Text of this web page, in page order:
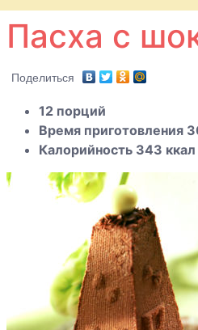
Пасхальный
кулич
Пасхальный
шоколадный
кулич
Пасха с
Поделиться
12 порций
Время приготовления
Калорийность 343 ккал